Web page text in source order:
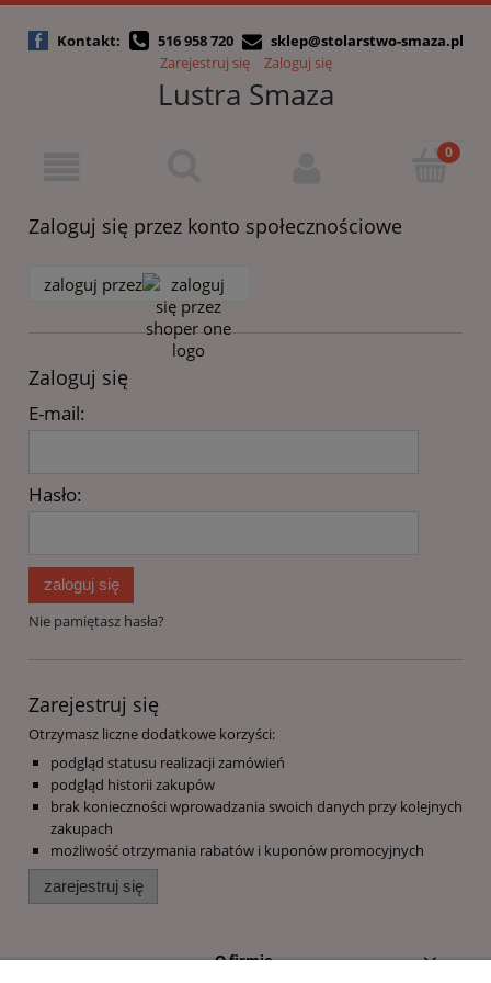
Kontakt: 516 958 720
sklep@stolarstwo-smaza.pl
Zarejestruj się
Zaloguj się
Lustra Smaza
Zaloguj się przez konto społecznościowe
zaloguj przez
Zaloguj się
E-mail:
Hasło:
zaloguj się
Nie pamiętasz hasła?
Zarejestruj się
Otrzymasz liczne dodatkowe korzyści:
podgląd statusu realizacji zamówień
podgląd historii zakupów
brak konieczności wprowadzania swoich danych przy kolejnych
zakupach
możliwość otrzymania rabatów i kuponów promocyjnych
zarejestruj się
O firmie